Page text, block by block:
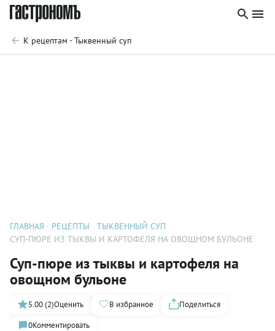
К рецептам - Тыквенный суп
ГЛАВНАЯ РЕЦЕПТЫ
ТЫКВЕННЫЙ СУП
СУП-ПЮРЕ ИЗ ТЫКВЫ И КАРТОФЕЛЯ НА ОВОЩНОМ БУЛЬОНЕ
Суп-пюре из тыквы и картофеля на
овощном бульоне
5.00 (2)Оценить В избранное
Поделиться
0Комментировать